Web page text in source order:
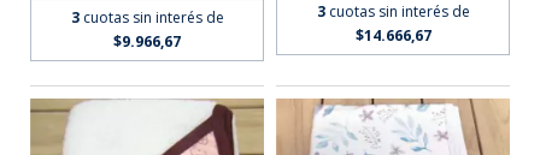
3 cuotas sin interés de
$9.966,67
3 cuotas sin interés de
$14.666,67